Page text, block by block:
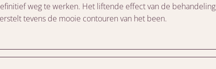
weg te werken. Het liftende effect van de behandeling
tevens de mooie contouren van het been.